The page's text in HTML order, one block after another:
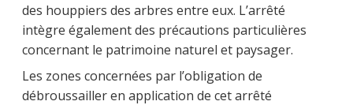
des houppiers des arbres entre eux. L’arrêté
intègre également des précautions particulières
concernant le patrimoine naturel et paysager.
Les zones concernées par l’obligation de
débroussailler en application de cet arrêté